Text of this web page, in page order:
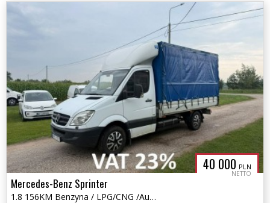
40 000 PLN
NETTO
Mercedes-Benz Sprinter
1.8 156KM Benzyna / LPG/CNG /Automat/ Winda/ przebieg 45 tys km/